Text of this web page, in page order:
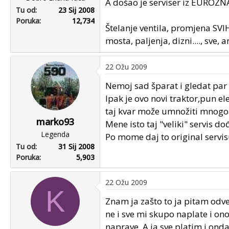
Tu od
23 Sij 2008
Poruka
12,734
Štelanje ventila, promjena
mosta, paljenja, dizni...., sve,
marko93
Legenda
Tu od
31 Sij 2008
Poruka
5,903
22 Ožu 2009
Nemoj sad šparat i gledat
Ipak je ovo novi traktor,pun
taj kvar može umnožiti
Mene isto taj "veliki" servis
Po mome daj to original
K
22 Ožu 2009
Znam ja zašto to ja pitam
ne i sve mi skupo naplate i
naprave. A ja sve platim i